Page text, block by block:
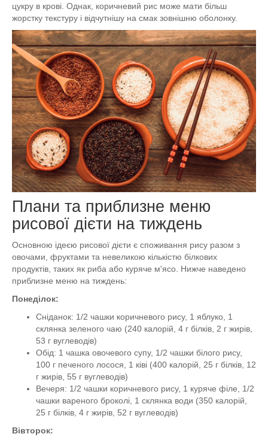
цукру в крові. Однак, коричневий рис може мати більш
жорстку текстуру і відчутнішу на смак зовнішню оболонку.
Плани та приблизне меню
рисової дієти на тиждень
Основною ідеєю рисової дієти є споживання рису разом з
овочами, фруктами та невеликою кількістю білкових
продуктів, таких як риба або куряче м'ясо. Нижче наведено
приблизне меню на тиждень:
Понеділок:
Сніданок: 1/2 чашки коричневого рису, 1 яблуко, 1
склянка зеленого чаю (240 калорій, 4 г білків, 2 г жирів,
53 г вуглеводів)
Обід: 1 чашка овочевого супу, 1/2 чашки білого рису,
100 г печеного лосося, 1 ківі (400 калорій, 25 г білків, 12
г жирів, 55 г вуглеводів)
Вечеря: 1/2 чашки коричневого рису, 1 куряче філе, 1/2
чашки вареного броколі, 1 склянка води (350 калорій,
25 г білків, 4 г жирів, 52 г вуглеводів)
Вівторок: